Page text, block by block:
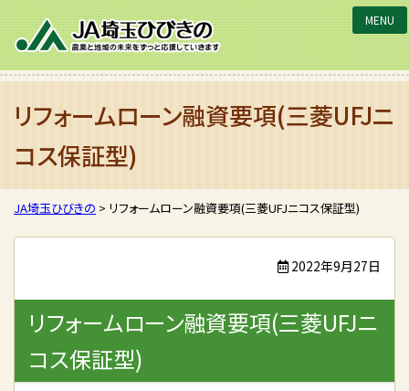
JA埼玉ひびきの
リフォームローン融資要項(三菱UFJニ
コス保証型)
JA埼玉ひびきの > リフォームローン融資要項(三菱UFJニコス保証型)
2022年9月27日
リフォームローン融資要項(三菱UFJニ
コス保証型)